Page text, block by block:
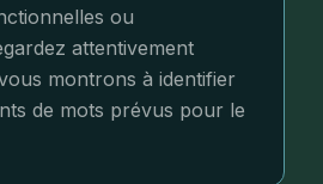
ou
attentivement
montrons à identifier
de mots prévus pour le